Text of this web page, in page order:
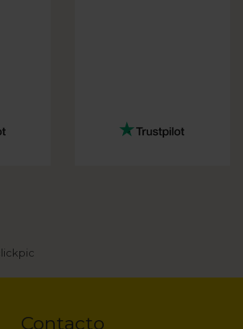
Contacto